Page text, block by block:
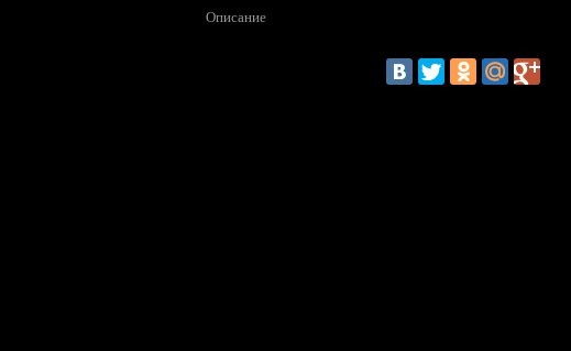
Описание